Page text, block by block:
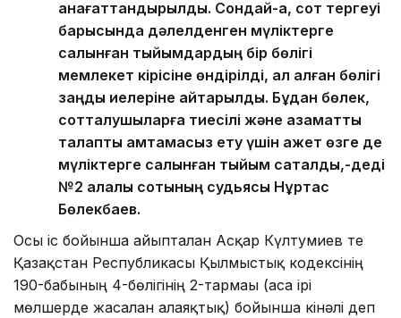
қанағаттандырылды. Сондай-ақ, сот тергеуі
барысында дәлелденген мүліктерге
салынған тыйымдардың бір бөлігі
мемлекет кірісіне өндірілді, ал қалған бөлігі
заңды иелеріне қайтарылды. Бұдан бөлек,
сотталушыларға тиесілі және азаматтық
талапты қамтамасыз ету үшін қажет өзге де
мүліктерге салынған тыйым сақталды,-деді
№2 қалалық сотының судьясы Нұртас
Бөлекбаев.
Осы іс бойынша айыпталған Асқар Күлтумиев те
Қазақстан Республикасы Қылмыстық кодексінің
190-бабының 4-бөлігінің 2-тармағы (аса ірі
мөлшерде жасалған алаяқтық) бойынша кінәлі деп